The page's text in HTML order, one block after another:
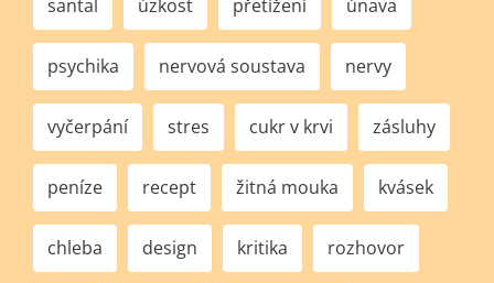
santal úzkost přetížení únava
psychika nervová soustava nervy
vyčerpání stres cukr v krvi zásluhy
peníze recept žitná mouka kvásek
chleba design kritika rozhovor